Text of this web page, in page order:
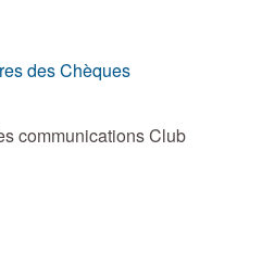
des Chèques
communications Club